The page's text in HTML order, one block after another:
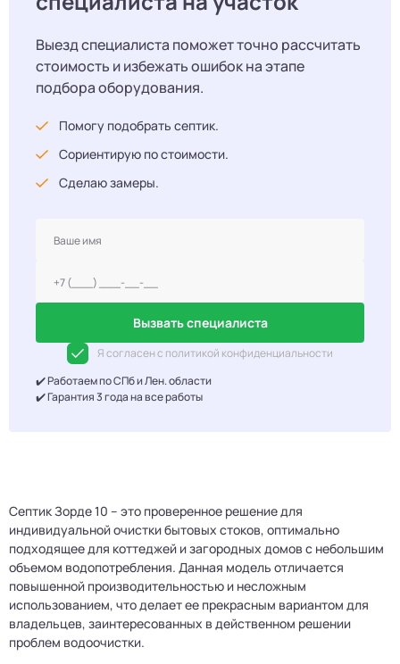
Выезд специалиста поможет точно рассчитать
стоимость и избежать ошибок на этапе
подбора оборудования.
Помогу подобрать септик.
Сориентирую по стоимости.
Сделаю замеры.
Вызвать специалиста
Я согласен с политикой конфиденциальности
✔️ Работаем по СПб и Лен. области
✔️ Гарантия 3 года на все работы
Септик Зорде 10 – это проверенное решение для
индивидуальной очистки бытовых стоков, оптимально
подходящее для коттеджей и загородных домов с небольшим
объемом водопотребления. Данная модель отличается
повышенной производительностью и несложным
использованием, что делает ее прекрасным вариантом для
владельцев, заинтересованных в действенном решении
проблем водоочистки.